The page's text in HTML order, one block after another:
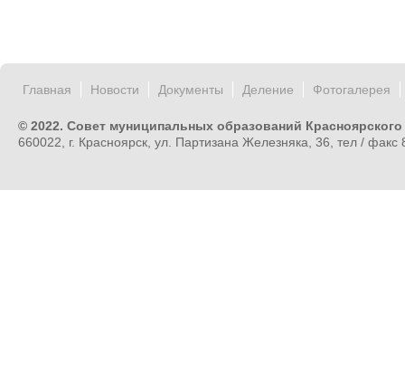
Главная Новости Документы Деление Фотогалерея
© 2022. Совет муниципальных образований Красноярского
660022, г. Красноярск, ул. Партизана Железняка, 36, тел /